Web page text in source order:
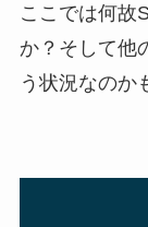
ここでは何故
か？そして他
う状況なのか